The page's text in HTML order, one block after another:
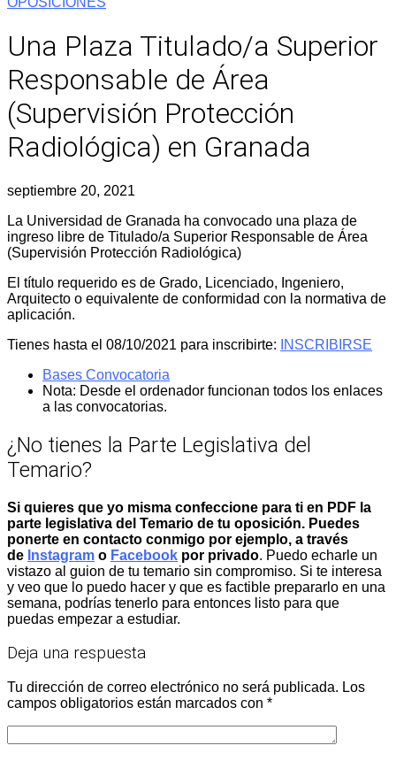
Una Plaza Titulado/a Superior
Responsable de Área
(Supervisión Protección
Radiológica) en Granada
septiembre 20, 2021
La Universidad de Granada ha convocado una plaza de
ingreso libre de Titulado/a Superior Responsable de Área
(Supervisión Protección Radiológica)
El título requerido es de Grado, Licenciado, Ingeniero,
Arquitecto o equivalente de conformidad con la normativa de
aplicación.
Tienes hasta el 08/10/2021 para inscribirte:
INSCRIBIRSE
Bases Convocatoria
Nota: Desde el ordenador funcionan todos los enlaces
a las convocatorias.
¿No tienes la Parte Legislativa del
Temario?
Si quieres que yo misma confeccione para ti en PDF la
parte legislativa del Temario de tu oposición. Puedes
ponerte en contacto conmigo por ejemplo, a través
de Instagram o Facebook por privado. Puedo echarle un
vistazo al guion de tu temario sin compromiso. Si te interesa
y veo que lo puedo hacer y que es factible prepararlo en una
semana, podrías tenerlo para entonces listo para que
puedas empezar a estudiar.
Deja una respuesta
Tu dirección de correo electrónico no será publicada. Los
campos obligatorios están marcados con *